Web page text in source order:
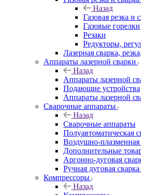
Назад
Газовая резка и
Газовые горелки
Резаки
Редукторы,
Лазерная сварка,
Аппараты лазерной сварки
Назад
Аппараты лазерной
Подающие устройства
Аппараты лазерной
Сварочные аппараты
Назад
Сварочные аппараты
Полуавтоматическая
Воздушно-плазменная
Дополнительные
Аргонно-дуговая
Ручная дуговая
Компрессоры
Назад